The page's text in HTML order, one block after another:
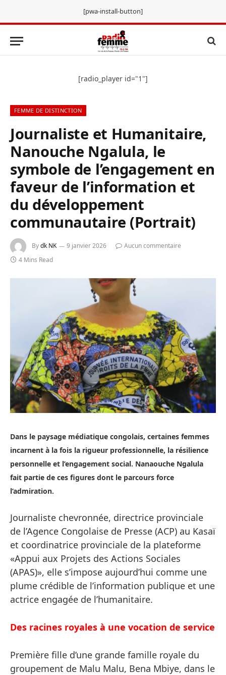
[pwa-install-button]
[radio_player id="1"]
FEMME DE DISTINCTION
Journaliste et Humanitaire,
Nanouche Ngalula, le
symbole de l’engagement en
faveur de l’information et
du développement
communautaire (Portrait)
Bydk NK 9 janvier 2026
Aucun commentaire
4 Mins Read
Dans le paysage médiatique congolais, certaines femmes
incarnent à la fois la rigueur professionnelle, la résilience
personnelle et l’engagement social. Nanaouche Ngalula
fait partie de ces figures dont le parcours force
l’admiration.
Journaliste chevronnée, directrice provinciale
de l’Agence Congolaise de Presse (ACP) au Kasaï
et coordinatrice provinciale de la plateforme
«Appui aux Projets des Actions Sociales
(APAS)», elle s’impose aujourd’hui comme une
plume crédible de l’information publique et une
actrice engagée de l’humanitaire.
Des racines royales à une vocation de service
Première fille d’une grande famille royale du
groupement de Malu Malu, Bena Mbiye, dans le